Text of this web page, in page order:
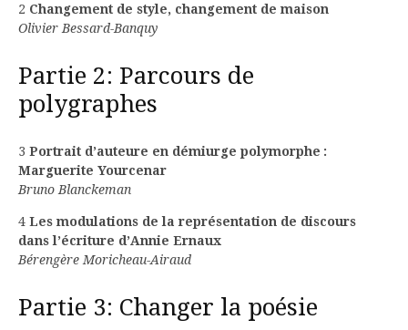
2 Changement de style, changement de maison
Olivier Bessard-Banquy
Partie 2: Parcours de
polygraphes
3 Portrait d’auteure en démiurge polymorphe :
Marguerite Yourcenar
Bruno Blanckeman
4 Les modulations de la représentation de discours
dans l’écriture d’Annie Ernaux
Bérengère Moricheau-Airaud
Partie 3: Changer la poésie